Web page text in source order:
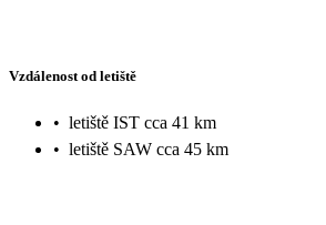
Vzdálenost od letiště
• letiště IST cca 41 km
• letiště SAW cca 45 km